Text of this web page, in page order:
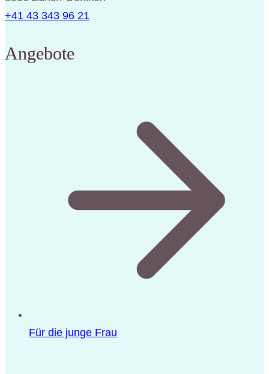
+41 43 343 96 21
Angebote
Für die junge Frau